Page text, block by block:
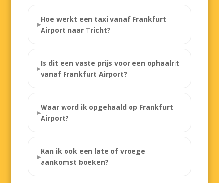
Hoe werkt een taxi vanaf Frankfurt
Airport naar Tricht?
Is dit een vaste prijs voor een ophaalrit
vanaf Frankfurt Airport?
Waar word ik opgehaald op Frankfurt
Airport?
Kan ik ook een late of vroege
aankomst boeken?